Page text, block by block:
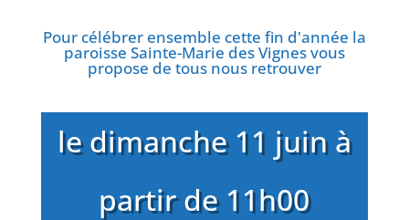
Pour célébrer ensemble cette fin d'année la
paroisse Sainte-Marie des Vignes vous
propose de tous nous retrouver
le dimanche 11 juin à
partir de 11h00